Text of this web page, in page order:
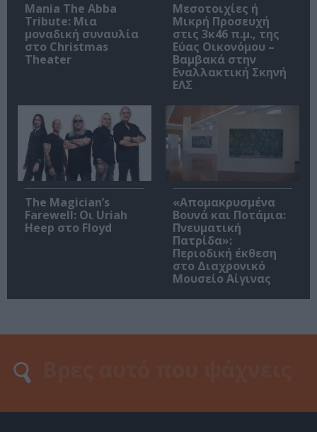
Mania The Abba
Tribute: Μια
μοναδική συναυλία
στο Christmas
Theater
Μεσοτοιχίες ή
Μικρή Προσευχή
στις 3κ46 π.μ., της
Εύας Οικονόμου –
Βαμβακά στην
Εναλλακτική Σκηνή
ΕΛΣ
The Magician’s
Farewell: Οι Uriah
Heep στο Floyd
«Απομακρυσμένα
Βουνά και Ποτάμια:
Πνευματική
Πατρίδα»:
Περιοδική έκθεση
στο Διαχρονικό
Μουσείο Αίγινας